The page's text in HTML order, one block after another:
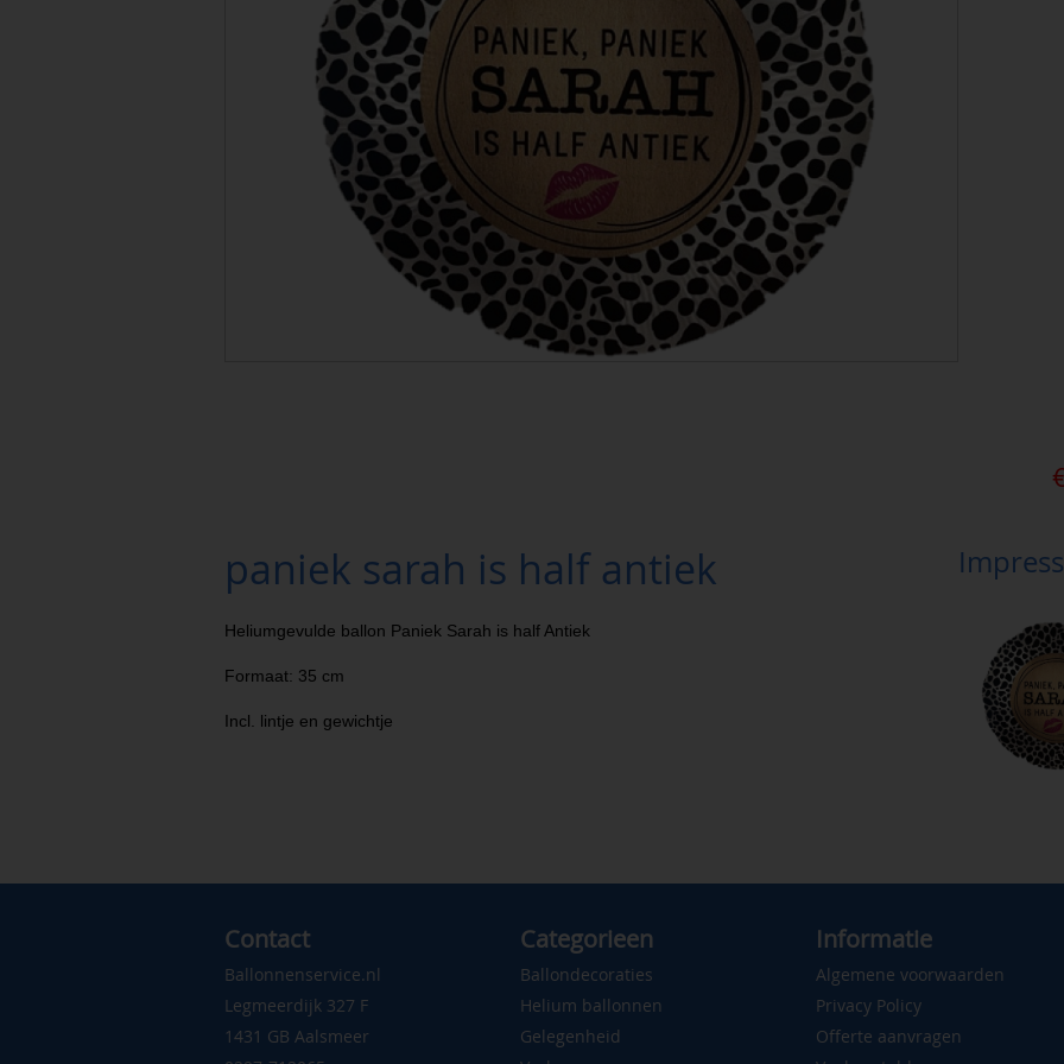
paniek sarah is half antiek
Heliumgevulde ballon Paniek Sarah is half Antiek
Formaat: 35 cm
Incl. lintje en gewichtje
Contact
Ballonnenservice.nl
Legmeerdijk 327 F
1431 GB Aalsmeer
Categorieen
Ballondecoraties
Helium ballonnen
Gelegenheid
Informatie
Algemene voorwaarden
Privacy Policy
Offerte aanvragen